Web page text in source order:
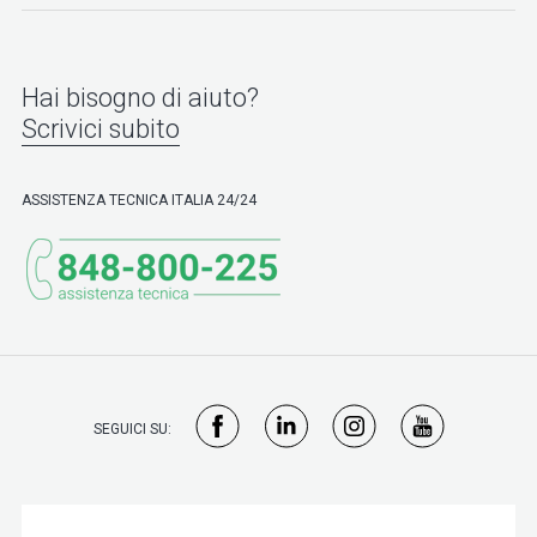
Hai bisogno di aiuto?
Scrivici subito
ASSISTENZA TECNICA ITALIA 24/24
SEGUICI SU: